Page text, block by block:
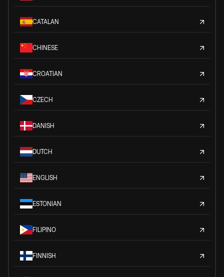
CATALAN
CHINESE
CROATIAN
CZECH
DANISH
DUTCH
ENGLISH
ESTONIAN
FILIPINO
FINNISH